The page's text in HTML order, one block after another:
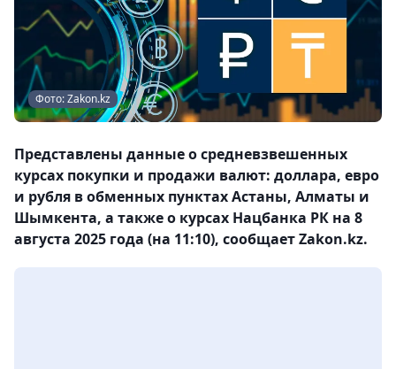
Фото: Zakon.kz
Представлены данные о средневзвешенных
курсах покупки и продажи валют: доллара, евро
и рубля в обменных пунктах Астаны, Алматы и
Шымкента, а также о курсах Нацбанка РК на 8
августа 2025 года (на 11:10), сообщает Zakon.kz.